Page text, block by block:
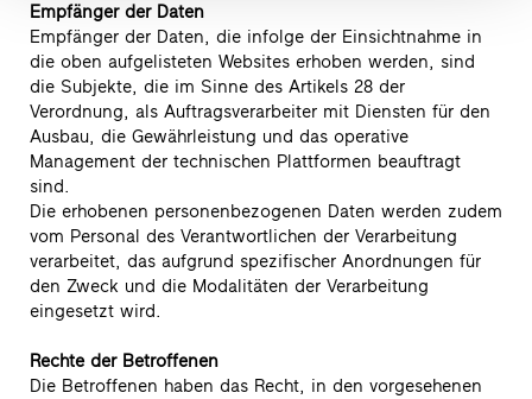
Empfänger der Daten
Empfänger der Daten, die infolge der Einsichtnahme in
die oben aufgelisteten Websites erhoben werden, sind
die Subjekte, die im Sinne des Artikels 28 der
Verordnung, als Auftragsverarbeiter mit Diensten für den
Ausbau, die Gewährleistung und das operative
Management der technischen Plattformen beauftragt
sind.
Die erhobenen personenbezogenen Daten werden zudem
vom Personal des Verantwortlichen der Verarbeitung
verarbeitet, das aufgrund spezifischer Anordnungen für
den Zweck und die Modalitäten der Verarbeitung
eingesetzt wird.
Rechte der Betroffenen
Die Betroffenen haben das Recht, in den vorgesehenen